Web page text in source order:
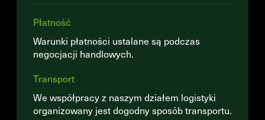
Płatność
Warunki płatności ustalane są podczas
negocjacji handlowych.
Transport
We współpracy z naszym działem logistyki
organizowany jest dogodny sposób transportu.